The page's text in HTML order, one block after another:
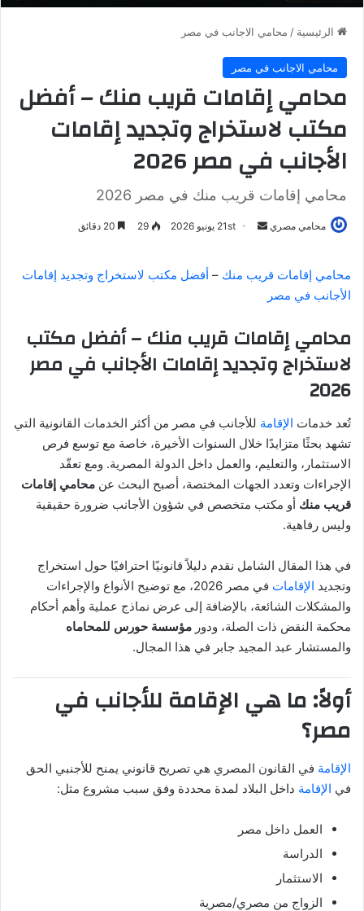
الرئيسية / محامي الاجانب في مصر
محامي الاجانب في مصر
محامي إقامات قريب منك – أفضل
مكتب لاستخراج وتجديد إقامات
الأجانب في مصر 2026
محامي إقامات قريب منك في مصر 2026
محامي مصري
ل
ي
د
ل
ك
ا
21st يونيو 2026 29
محامي إقامات قريب منك – أفضل مكتب لاستخراج وتجديد إقامات
الأجانب في مصر
محامي إقامات قريب منك – أفضل مكتب
لاستخراج وتجديد إقامات الأجانب في مصر
2026
تُعد خدمات الإقامة للأجانب في مصر من أكثر الخدمات القانونية التي
تشهد بحثًا متزايدًا خلال السنوات الأخيرة، خاصة مع توسع فرص
الاستثمار، والتعليم، والعمل داخل الدولة المصرية. ومع تعقّد
الإجراءات وتعدد الجهات المختصة، أصبح البحث عن محامي إقامات
قريب منك أو مكتب متخصص في شؤون الأجانب ضرورة حقيقية
وليس رفاهية.
في هذا المقال الشامل نقدم دليلاً قانونيًا احترافيًا حول استخراج
وتجديد الإقامات
في مصر 2026، مع توضيح الأنواع والإجراءات
والمشكلات الشائعة، بالإضافة إلى عرض نماذج عملية وأهم أحكام
محكمة النقض ذات الصلة، ودور مؤسسة حورس للمحاماه
والمستشار عبد المجيد جابر في هذا المجال.
أولاً: ما هي الإقامة للأجانب في
مصر؟
الإقامة في القانون المصري هي تصريح قانوني يمنح للأجنبي الحق
في الإقامة داخل البلاد لمدة محددة وفق سبب مشروع مثل:
العمل داخل مصر
الدراسة
الاستثمار
الزواج من مصري/مصرية